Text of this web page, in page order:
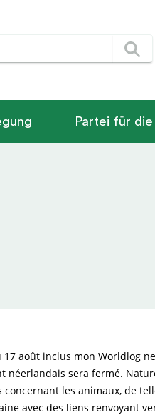
Partei für
août inclus mon Worldlog
néerlandais sera fermé.
les animaux, de
avec des liens renvoyant